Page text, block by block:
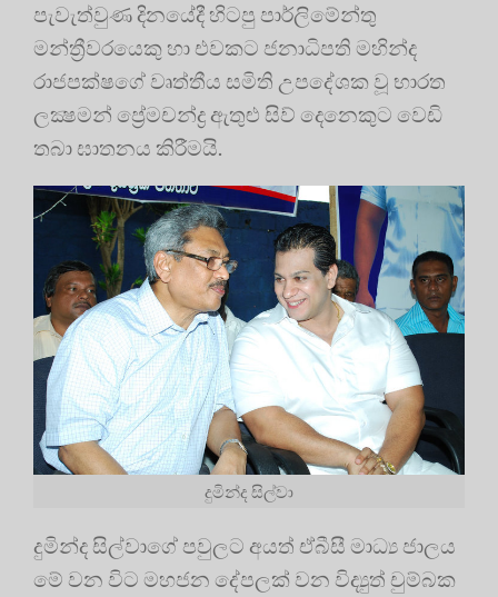
පැවැත්වුණ දිනයේදී හිටපු පාර්ලිමේන්තු
මන්ත්‍රීවරයෙකු හා එවකට ජනාධිපති මහින්ද
රාජපක්ෂගේ වෘත්තීය සමිති උපදේශක වූ භාරත
ලක්‍ෂමන් ප්‍රේමචන්ද්‍ර ඇතුළු සිව් දෙනෙකුට වෙඩි
තබා ඝාතනය කිරීමයි.
දුමින්ද සිල්වා
දුමින්ද සිල්වාගේ පවුලට අයත් ඒබීසී මාධ්‍ය ජාලය
මේ වන විට මහජන දේපලක් වන විද්‍යුත් චුම්බක